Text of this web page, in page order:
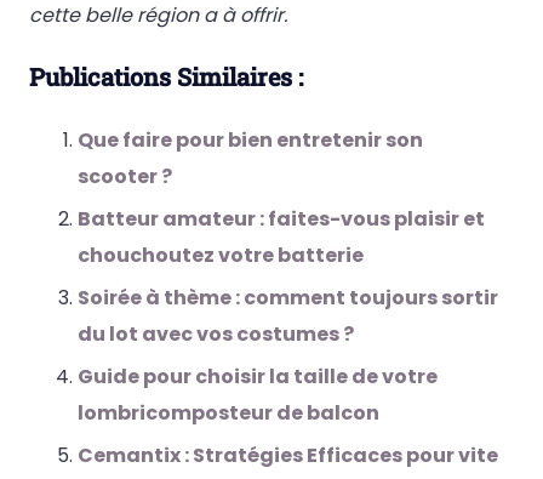
cette belle région a à offrir.
Publications Similaires :
Que faire pour bien entretenir son
scooter ?
Batteur amateur : faites-vous plaisir et
chouchoutez votre batterie
Soirée à thème : comment toujours sortir
du lot avec vos costumes ?
Guide pour choisir la taille de votre
lombricomposteur de balcon
Cemantix : Stratégies Efficaces pour vite